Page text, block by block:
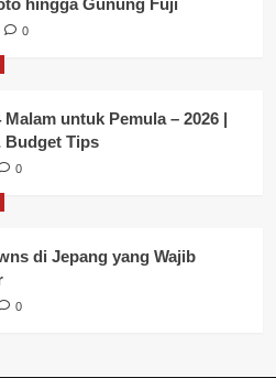
0
untuk Pemula – 2026 |
Budget Tips
0
di Jepang yang Wajib
0